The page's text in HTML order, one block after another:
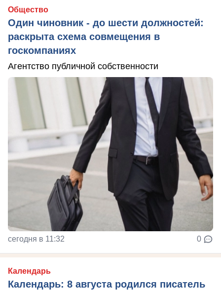
Общество
Один чиновник - до шести должностей:
раскрыта схема совмещения в
госкомпаниях
Агентство публичной собственности
сегодня в 11:32 0
Календарь
Календарь: 8 августа родился писатель